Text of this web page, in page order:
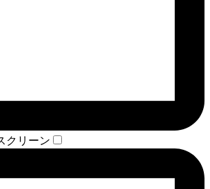
クリーン